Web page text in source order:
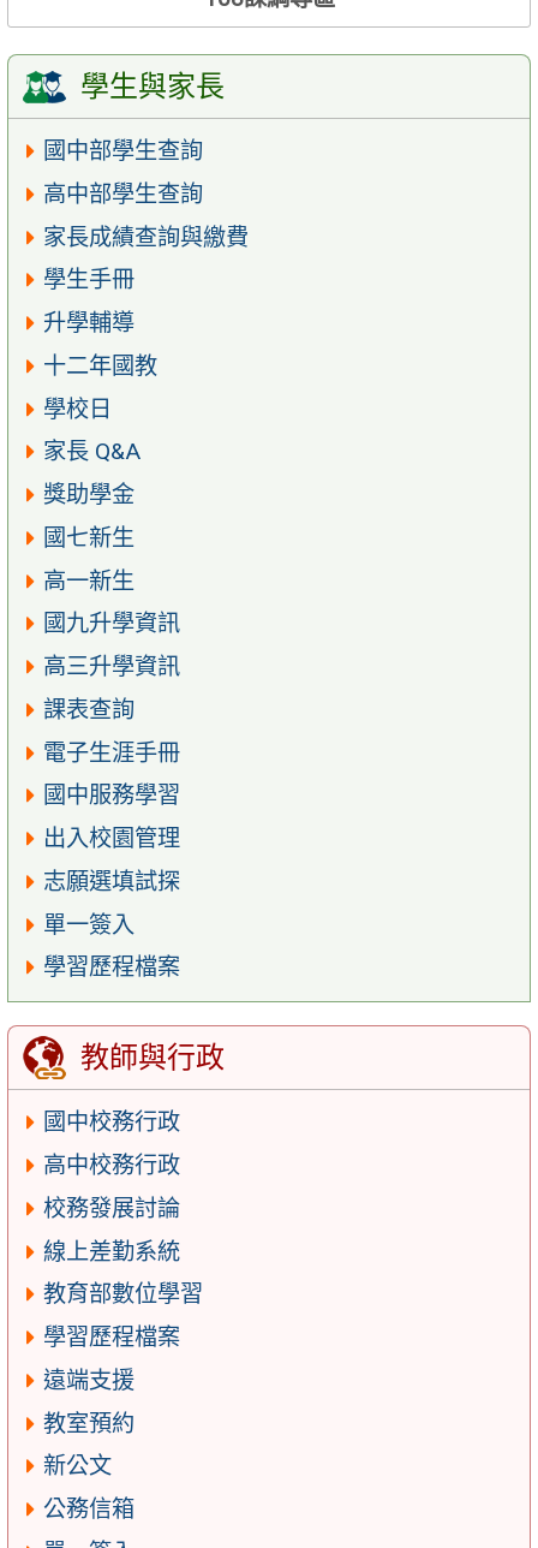
學生與家長
國中部學生查詢
高中部學生查詢
家長成績查詢與繳費
學生手冊
升學輔導
十二年國教
學校日
家長 Q&A
獎助學金
國七新生
高一新生
國九升學資訊
高三升學資訊
課表查詢
電子生涯手冊
國中服務學習
出入校園管理
志願選填試探
單一簽入
學習歷程檔案
教師與行政
國中校務行政
高中校務行政
校務發展討論
線上差勤系統
教育部數位學習
學習歷程檔案
遠端支援
教室預約
新公文
公務信箱